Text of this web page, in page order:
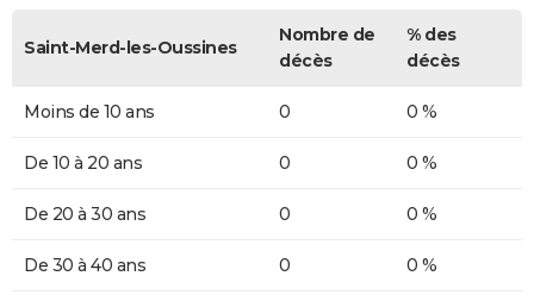
Saint-Merd-les-Oussines
Nombre de
décès
% des
décès
Moins de 10 ans 0 0 %
De 10 à 20 ans 0 0 %
De 20 à 30 ans 0 0 %
De 30 à 40 ans 0 0 %